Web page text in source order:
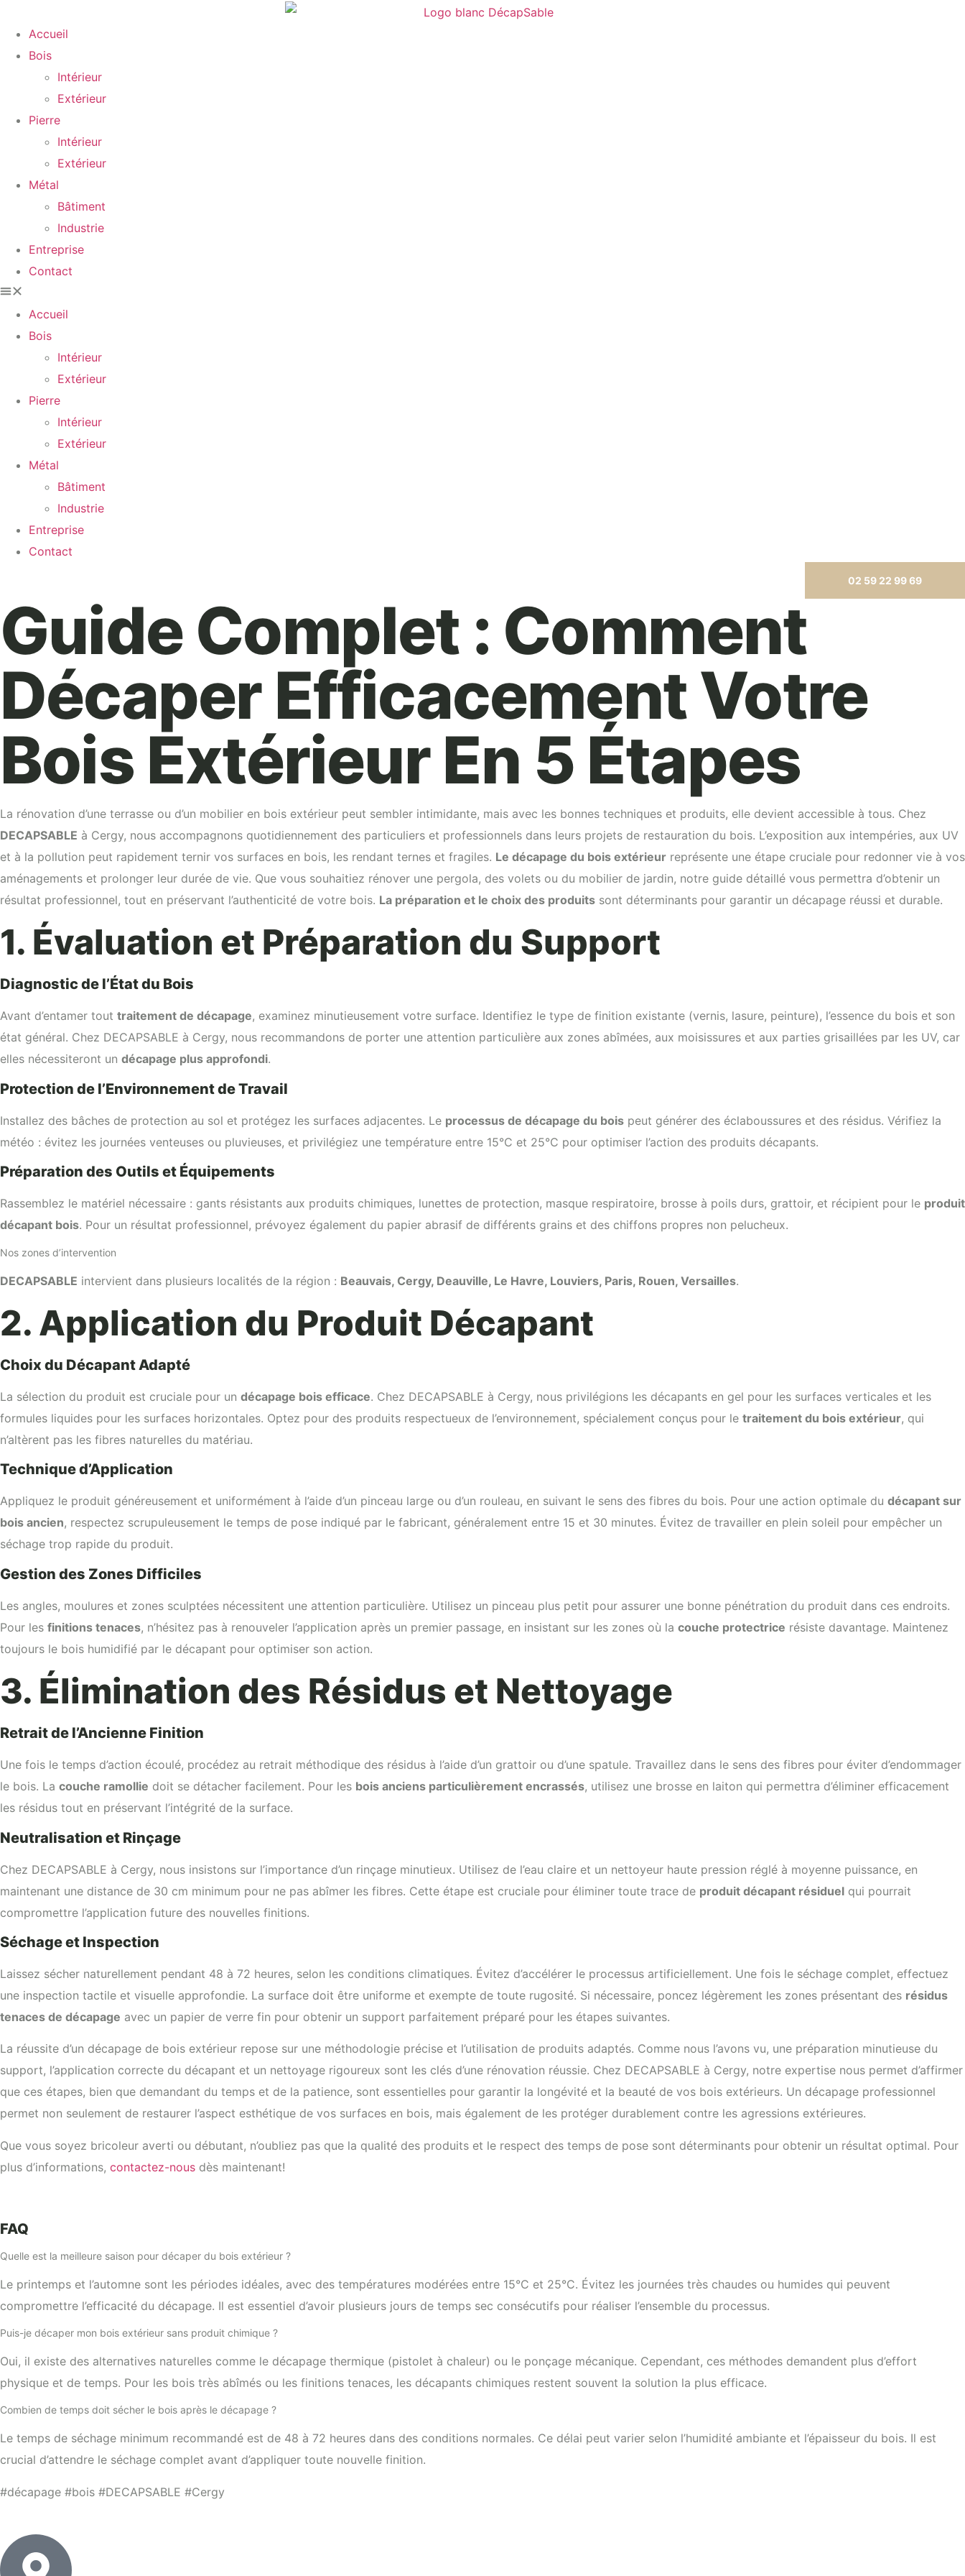
Accueil
Bois
Intérieur
Extérieur
Pierre
Intérieur
Extérieur
Métal
Bâtiment
Industrie
Entreprise
Contact
Accueil
Bois
Intérieur
Extérieur
Pierre
Intérieur
Extérieur
Métal
Bâtiment
Industrie
Entreprise
Contact
02 59 22 99 69
Guide Complet : Comment
Décaper Efficacement Votre
Bois Extérieur En 5 Étapes
La rénovation d’une terrasse ou d’un mobilier en bois extérieur peut sembler intimidante, mais avec les bonnes techniques et produits, elle devient accessible à tous. Chez
DECAPSABLE à Cergy, nous accompagnons quotidiennement des particuliers et professionnels dans leurs projets de restauration du bois. L’exposition aux intempéries, aux UV
et à la pollution peut rapidement ternir vos surfaces en bois, les rendant ternes et fragiles. Le décapage du bois extérieur représente une étape cruciale pour redonner vie à vos
aménagements et prolonger leur durée de vie. Que vous souhaitiez rénover une pergola, des volets ou du mobilier de jardin, notre guide détaillé vous permettra d’obtenir un
résultat professionnel, tout en préservant l’authenticité de votre bois. La préparation et le choix des produits sont déterminants pour garantir un décapage réussi et durable.
1. Évaluation et Préparation du Support
Diagnostic de l’État du Bois
Avant d’entamer tout traitement de décapage, examinez minutieusement votre surface. Identifiez le type de finition existante (vernis, lasure, peinture), l’essence du bois et son
état général. Chez DECAPSABLE à Cergy, nous recommandons de porter une attention particulière aux zones abîmées, aux moisissures et aux parties grisaillées par les UV, car
elles nécessiteront un décapage plus approfondi.
Protection de l’Environnement de Travail
Installez des bâches de protection au sol et protégez les surfaces adjacentes. Le processus de décapage du bois peut générer des éclaboussures et des résidus. Vérifiez la
météo : évitez les journées venteuses ou pluvieuses, et privilégiez une température entre 15°C et 25°C pour optimiser l’action des produits décapants.
Préparation des Outils et Équipements
Rassemblez le matériel nécessaire : gants résistants aux produits chimiques, lunettes de protection, masque respiratoire, brosse à poils durs, grattoir, et récipient pour le produit
décapant bois. Pour un résultat professionnel, prévoyez également du papier abrasif de différents grains et des chiffons propres non pelucheux.
Nos zones d’intervention
DECAPSABLE intervient dans plusieurs localités de la région : Beauvais, Cergy, Deauville, Le Havre, Louviers, Paris, Rouen, Versailles.
2. Application du Produit Décapant
Choix du Décapant Adapté
La sélection du produit est cruciale pour un décapage bois efficace. Chez DECAPSABLE à Cergy, nous privilégions les décapants en gel pour les surfaces verticales et les
formules liquides pour les surfaces horizontales. Optez pour des produits respectueux de l’environnement, spécialement conçus pour le traitement du bois extérieur, qui
n’altèrent pas les fibres naturelles du matériau.
Technique d’Application
Appliquez le produit généreusement et uniformément à l’aide d’un pinceau large ou d’un rouleau, en suivant le sens des fibres du bois. Pour une action optimale du décapant sur
bois ancien, respectez scrupuleusement le temps de pose indiqué par le fabricant, généralement entre 15 et 30 minutes. Évitez de travailler en plein soleil pour empêcher un
séchage trop rapide du produit.
Gestion des Zones Difficiles
Les angles, moulures et zones sculptées nécessitent une attention particulière. Utilisez un pinceau plus petit pour assurer une bonne pénétration du produit dans ces endroits.
Pour les finitions tenaces, n’hésitez pas à renouveler l’application après un premier passage, en insistant sur les zones où la couche protectrice résiste davantage. Maintenez
toujours le bois humidifié par le décapant pour optimiser son action.
3. Élimination des Résidus et Nettoyage
Retrait de l’Ancienne Finition
Une fois le temps d’action écoulé, procédez au retrait méthodique des résidus à l’aide d’un grattoir ou d’une spatule. Travaillez dans le sens des fibres pour éviter d’endommager
le bois. La couche ramollie doit se détacher facilement. Pour les bois anciens particulièrement encrassés, utilisez une brosse en laiton qui permettra d’éliminer efficacement
les résidus tout en préservant l’intégrité de la surface.
Neutralisation et Rinçage
Chez DECAPSABLE à Cergy, nous insistons sur l’importance d’un rinçage minutieux. Utilisez de l’eau claire et un nettoyeur haute pression réglé à moyenne puissance, en
maintenant une distance de 30 cm minimum pour ne pas abîmer les fibres. Cette étape est cruciale pour éliminer toute trace de produit décapant résiduel qui pourrait
compromettre l’application future des nouvelles finitions.
Séchage et Inspection
Laissez sécher naturellement pendant 48 à 72 heures, selon les conditions climatiques. Évitez d’accélérer le processus artificiellement. Une fois le séchage complet, effectuez
une inspection tactile et visuelle approfondie. La surface doit être uniforme et exempte de toute rugosité. Si nécessaire, poncez légèrement les zones présentant des résidus
tenaces de décapage avec un papier de verre fin pour obtenir un support parfaitement préparé pour les étapes suivantes.
La réussite d’un décapage de bois extérieur repose sur une méthodologie précise et l’utilisation de produits adaptés. Comme nous l’avons vu, une préparation minutieuse du
support, l’application correcte du décapant et un nettoyage rigoureux sont les clés d’une rénovation réussie. Chez DECAPSABLE à Cergy, notre expertise nous permet d’affirmer
que ces étapes, bien que demandant du temps et de la patience, sont essentielles pour garantir la longévité et la beauté de vos bois extérieurs. Un décapage professionnel
permet non seulement de restaurer l’aspect esthétique de vos surfaces en bois, mais également de les protéger durablement contre les agressions extérieures.
Que vous soyez bricoleur averti ou débutant, n’oubliez pas que la qualité des produits et le respect des temps de pose sont déterminants pour obtenir un résultat optimal. Pour
plus d’informations, contactez-nous dès maintenant!
FAQ
Quelle est la meilleure saison pour décaper du bois extérieur ?
Le printemps et l’automne sont les périodes idéales, avec des températures modérées entre 15°C et 25°C. Évitez les journées très chaudes ou humides qui peuvent
compromettre l’efficacité du décapage. Il est essentiel d’avoir plusieurs jours de temps sec consécutifs pour réaliser l’ensemble du processus.
Puis-je décaper mon bois extérieur sans produit chimique ?
Oui, il existe des alternatives naturelles comme le décapage thermique (pistolet à chaleur) ou le ponçage mécanique. Cependant, ces méthodes demandent plus d’effort
physique et de temps. Pour les bois très abîmés ou les finitions tenaces, les décapants chimiques restent souvent la solution la plus efficace.
Combien de temps doit sécher le bois après le décapage ?
Le temps de séchage minimum recommandé est de 48 à 72 heures dans des conditions normales. Ce délai peut varier selon l’humidité ambiante et l’épaisseur du bois. Il est
crucial d’attendre le séchage complet avant d’appliquer toute nouvelle finition.
#décapage #bois #DECAPSABLE #Cergy